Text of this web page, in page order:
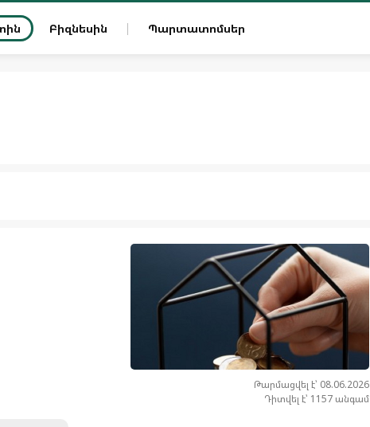
Բիզնեսին Պարտատոմսեր
Թարմացվել է՝ 08.06.2026
Դիտվել է՝ 1157 անգամ